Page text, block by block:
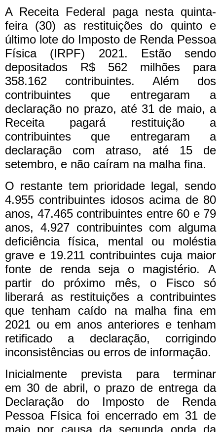
A Receita Federal paga nesta quinta-
feira (30) as restituições do quinto e
último lote do Imposto de Renda Pessoa
Física (IRPF) 2021. Estão sendo
depositados R$ 562 milhões para
358.162 contribuintes.Além dos
contribuintes que entregaram a
declaração no prazo, até 31 de maio, a
Receita pagará restituição a
contribuintes que entregaram a
declaração com atraso, até 15 de
setembro, e não caíram na malha fina.
O restante tem prioridade legal, sendo
4.955 contribuintes idosos acima de 80
anos, 47.465 contribuintes entre 60 e 79
anos, 4.927 contribuintes com alguma
deficiência física, mental ou moléstia
grave e 19.211 contribuintes cuja maior
fonte de renda seja o magistério. A
partir do próximo mês, o Fisco só
liberará as restituições a contribuintes
que tenham caído na malha fina em
2021 ou em anos anteriores e tenham
retificado a declaração, corrigindo
inconsistências ou erros de informação.
Inicialmente prevista para terminar
em 30 de abril, o prazo de entrega da
Declaração do Imposto de Renda
Pessoa Física foi encerrado em 31 de
maio por causa da segunda onda da